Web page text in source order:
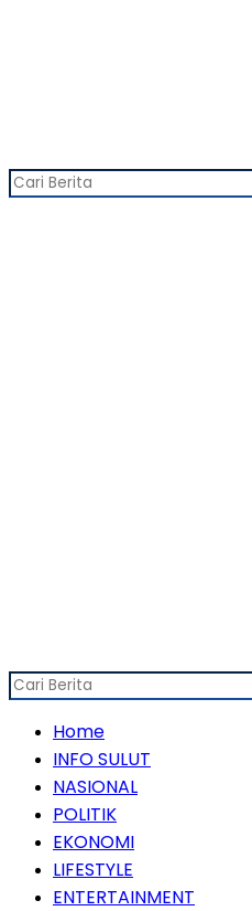
Home
INFO SULUT
NASIONAL
POLITIK
EKONOMI
LIFESTYLE
ENTERTAINMENT